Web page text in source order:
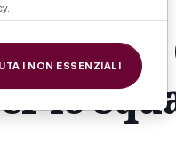
lo
I NON ESSENZIALI